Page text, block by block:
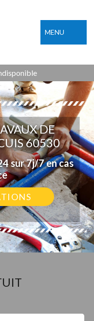
MENU
DE
60530
sur 7j/7 en cas